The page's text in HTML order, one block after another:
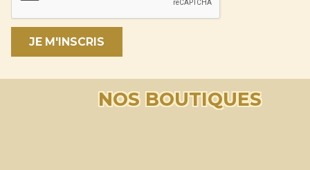
JE M'INSCRIS
NOS BOUTIQUES